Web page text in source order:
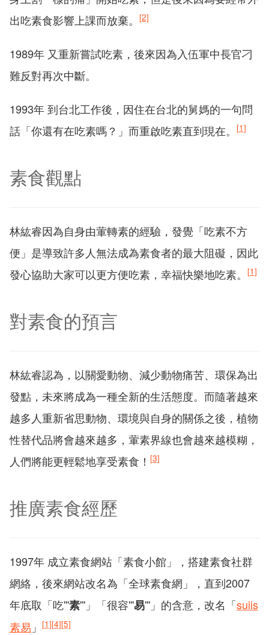
出吃素食影響上課而放棄。
[2]
1989年 又重新嘗試吃素，後來因為入伍軍中長官刁
難反對再次中斷。
1993年 到台北工作後，因住在台北的舅媽的一句問
話「你還有在吃素嗎？」而重啟吃素直到現在。
[1]
素食觀點
林紘睿因為自身由葷轉素的經驗，發覺「吃素不方
便」是導致許多人無法成為素食者的最大阻礙，因此
發心協助大家可以更方便吃素，幸福快樂地吃素。
[1]
對素食的預言
林紘睿認為，以關愛動物、減少動物痛苦、環保為出
發點，未來將成為一種全新的生活態度。而隨著越來
越多人重新省思動物、環境與自身的關係之後，植物
性替代品將會越來越多，葷素界線也會越來越模糊，
人們將能更輕鬆地享受素食！ [3]
推廣素食經歷
1997年 成立素食網站「素食小館」，搭建素食社群
網絡，後來網站改名為「全球素食網」，直到2007
年底取「吃'''素'''」「很容'''易'''」的含意，改名「suiis
素易 」 [1][4][5]